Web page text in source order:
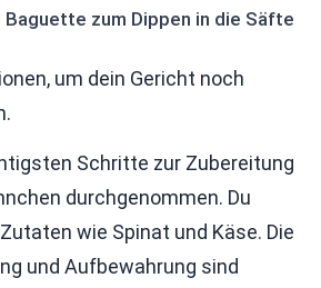
Baguette zum Dippen in die Säfte
um dein Gericht noch
Schritte zur Zubereitung
durchgenommen. Du
wie Spinat und Käse. Die
und Aufbewahrung sind